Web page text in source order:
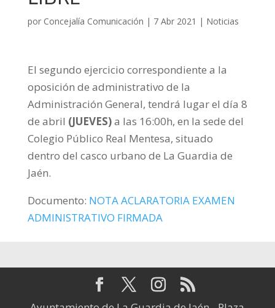
por Concejalía Comunicación | 7 Abr 2021 | Noticias
El segundo ejercicio correspondiente a la
oposición de administrativo de la
Administración General, tendrá lugar el día 8
de abril (JUEVES)a las 16:00h, en la sede del
Colegio Público Real Mentesa, situado
dentro del casco urbano de La Guardia de
Jaén.
Documento: NOTA ACLARATORIA EXAMEN
ADMINISTRATIVO FIRMADA